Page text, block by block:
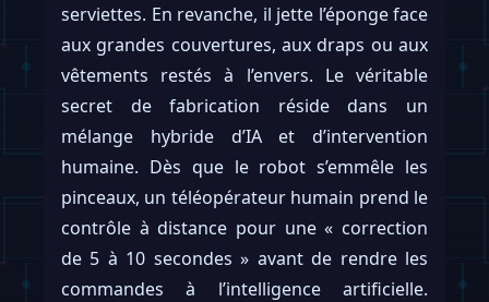
serviettes. En revanche, il jette l’éponge face
aux grandes couvertures, aux draps ou aux
vêtements restés à l’envers. Le véritable
secret de fabrication réside dans un
mélange hybride d’IA et d’intervention
humaine. Dès que le robot s’emmêle les
pinceaux, un téléopérateur humain prend le
contrôle à distance pour une « correction
de 5 à 10 secondes » avant de rendre les
commandes à l’intelligence artificielle.